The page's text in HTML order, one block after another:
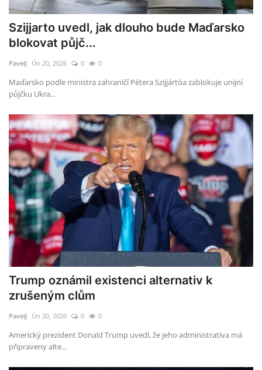
Szijjarto uvedl, jak dlouho bude Maďarsko
blokovat půjč...
PavelJ Ún 20, 2026 0 0
Maďarsko podle ministra zahraničí Pétera Szijjártóa zablokuje unijní
půjčku Ukra...
Trump oznámil existenci alternativ k
zrušeným clům
PavelJ Ún 20, 2026 0 0
Americký prezident Donald Trump uvedl, že jeho administrativa má
připraveny alte...